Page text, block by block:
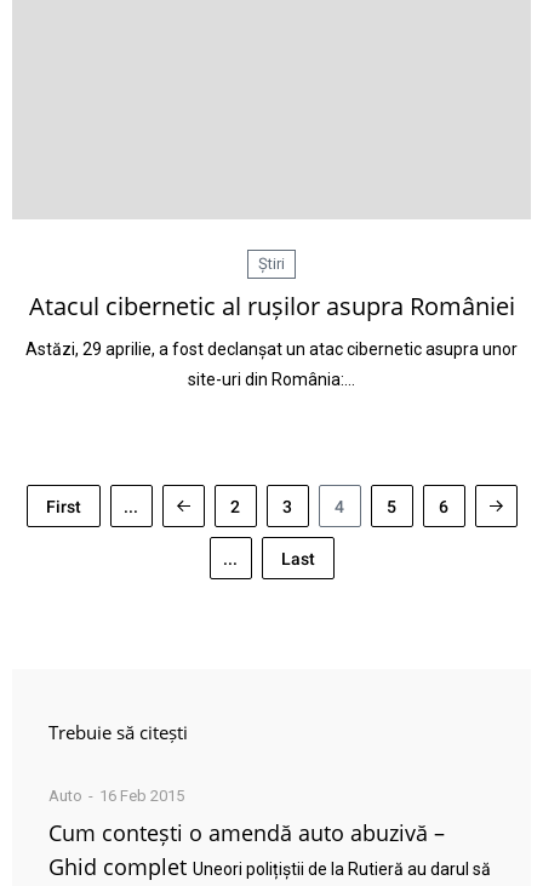
Știri
Atacul cibernetic al rușilor asupra României
Astăzi, 29 aprilie, a fost declanșat un atac cibernetic asupra unor
site-uri din România:…
First ... 2 3 4 5 6
... Last
Trebuie să citești
Auto 16 Feb 2015
Cum contești o amendă auto abuzivă –
Ghid complet Uneori polițiștii de la Rutieră au darul să